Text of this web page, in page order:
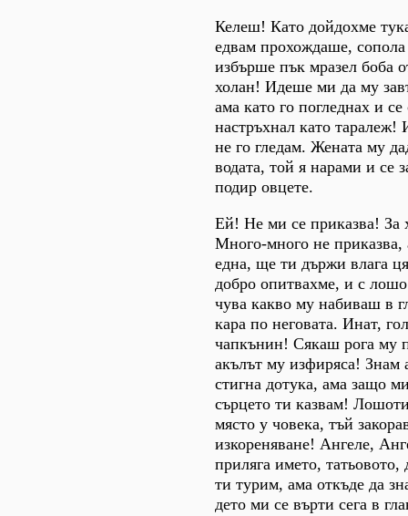
Келеш! Като дойдохме
едвам прохождаше,
избърше пък мразел боба
холан! Идеше ми да му
ама като го погледнах и
настръхнал като таралеж!
не го гледам. Жената му
водата, той я нарами и се
подир овцете.
Ей! Не ми се приказва! За
Много-много не приказва,
една, ще ти държи влага
добро опитвахме, и с
чува какво му набиваш в
кара по неговата. Инат,
чапкънин! Сякаш рога му
акълът му изфиряса! Знам
стигна дотука, ама защо
сърцето ти казвам!
място у човека, тъй
изкореняване! Ангеле,
приляга името, татьовото,
ти турим, ама откъде да
дето ми се върти сега в